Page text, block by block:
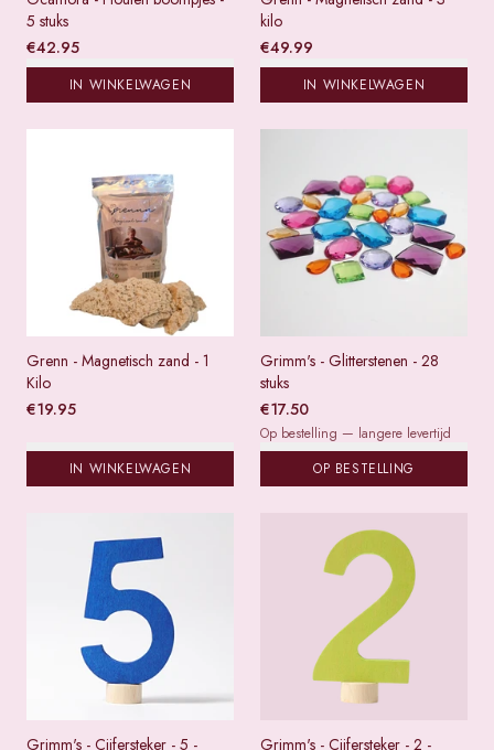
5 stuks
€42.95
IN WINKELWAGEN
kilo
€49.99
IN WINKELWAGEN
Grenn - Magnetisch zand - 1
Kilo
€19.95
IN WINKELWAGEN
Grimm's - Glitterstenen - 28
stuks
€17.50
Op bestelling — langere levertijd
OP BESTELLING
Grimm's - Cijfersteker - 5 - Grimm's - Cijfersteker - 2 -